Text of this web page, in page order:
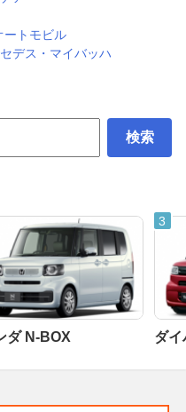
ートモビル
デス・マイバッハ
検索
ダ N-BOX ダイ